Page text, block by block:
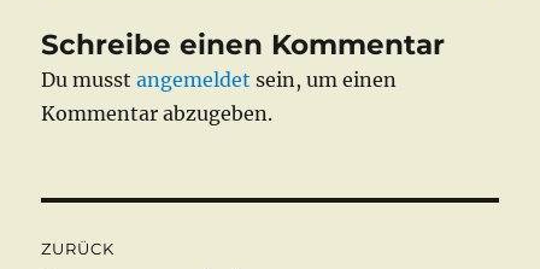
Schreibe einen Kommentar
Du musstangemeldet sein, um einen
Kommentar abzugeben.
ZURÜCK